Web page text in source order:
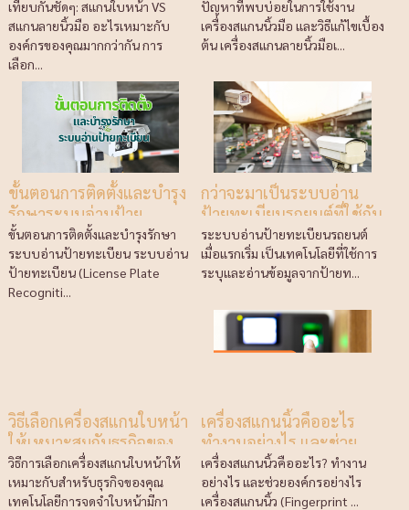
องค์กรของคุณมากกว่า
เทียบกันชัดๆ: สแกนใบหน้า VS
สแกนลายนิ้วมือ อะไรเหมาะกับ
องค์กรของคุณมากกว่ากัน การ
เลือก...
วิธีแก้ไขเบื้องต้น
ปัญหาที่พบบ่อยในการใช้งาน
เครื่องสแกนนิ้วมือ และวิธีแก้ไขเบื้อง
ต้น เครื่องสแกนลายนิ้วมือเ...
ขั้นตอนการติดตั้งและบำรุง
รักษาระบบอ่านป้าย
ทะเบียน
ขั้นตอนการติดตั้งและบำรุงรักษา
ระบบอ่านป้ายทะเบียน ระบบอ่าน
ป้ายทะเบียน (License Plate
Recogniti...
กว่าจะมาเป็นระบบอ่าน
ป้ายทะเบียนรถยนต์ที่ใช้กัน
แพร่หลายในทุกวันนี้
ระะบบอ่านป้ายทะเบียนรถยนต์
เมื่อแรกเริ่ม เป็นเทคโนโลยีที่ใช้การ
ระบุและอ่านข้อมูลจากป้ายท...
วิธีเลือกเครื่องสแกนใบหน้า
ให้เหมาะสมกับธุรกิจของ
คุณ
วิธีการเลือกเครื่องสแกนใบหน้าให้
เหมาะกับสำหรับธุรกิจของคุณ
เทคโนโลยีการจดจำใบหน้ามีกา
เครื่องสแกนนิ้วคืออะไร
ทำงานอย่างไร และช่วย
องค์กรอย่างไร
เครื่องสแกนนิ้วคืออะไร? ทำงาน
อย่างไร และช่วยองค์กรอย่างไร
เครื่องสแกนนิ้ว (Fingerprint ...